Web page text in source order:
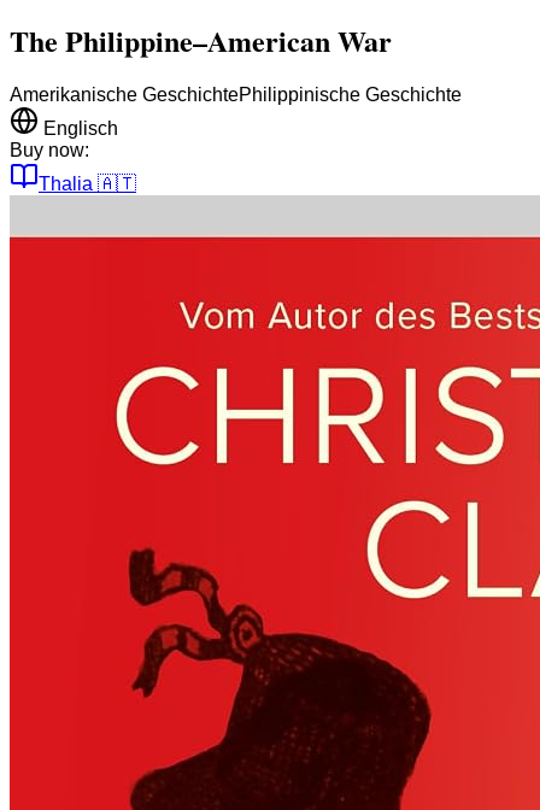
The Philippine–American War
Amerikanische GeschichtePhilippinische Geschichte
Englisch
Buy now:
Thalia 🇦🇹